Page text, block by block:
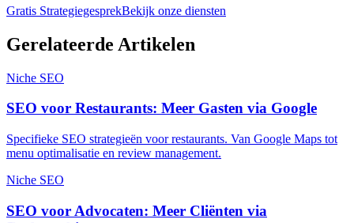
Gratis StrategiegesprekBekijk onze diensten
Gerelateerde Artikelen
Niche SEO
SEO voor Restaurants: Meer Gasten via Google
Specifieke SEO strategieën voor restaurants. Van Google Maps tot
menu optimalisatie en review management.
Niche SEO
SEO voor Advocaten: Meer Cliënten via